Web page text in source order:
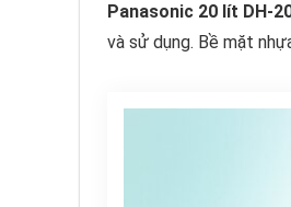
Panasonic 20 lít DH-
và sử dụng. Bề mặt